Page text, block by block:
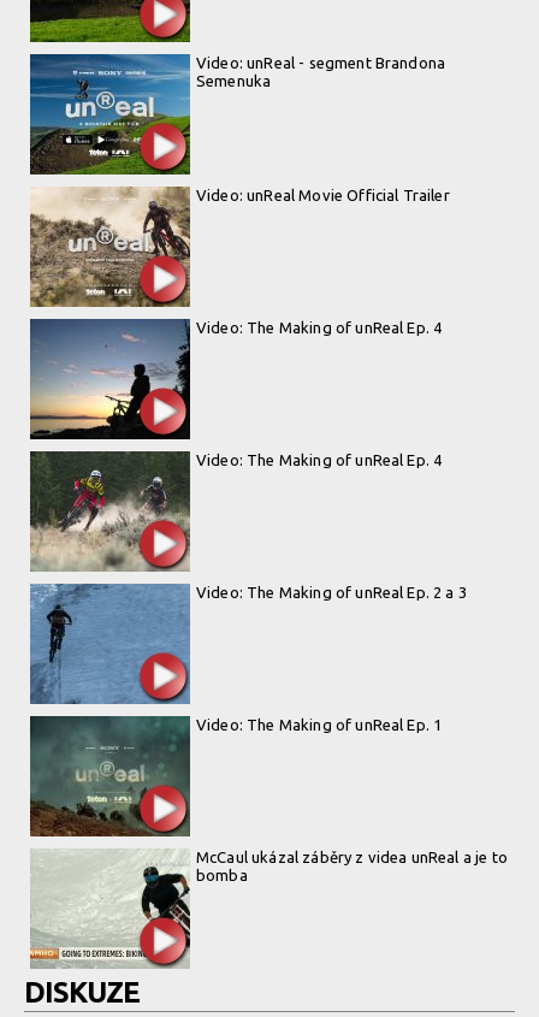
Video: unReal - segment Brandona
Semenuka
Video: unReal Movie Official Trailer
Video: The Making of unReal Ep. 4
Video: The Making of unReal Ep. 4
Video: The Making of unReal Ep. 2 a 3
Video: The Making of unReal Ep. 1
McCaul ukázal záběry z videa unReal a je to
bomba
DISKUZE